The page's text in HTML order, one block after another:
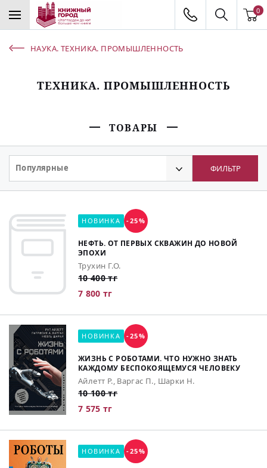
0
НАУКА. ТЕХНИКА. ПРОМЫШЛЕННОСТЬ
ТЕХНИКА. ПРОМЫШЛЕННОСТЬ
ТОВАРЫ
Популярные ФИЛЬТР
НОВИНКА -25%
НЕФТЬ. ОТ ПЕРВЫХ СКВАЖИН ДО НОВОЙ
ЭПОХИ
Трухин Г.О.
10 400 тг
7 800 тг
НОВИНКА -25%
ЖИЗНЬ С РОБОТАМИ. ЧТО НУЖНО ЗНАТЬ
КАЖДОМУ БЕСПОКОЯЩЕМУСЯ ЧЕЛОВЕКУ
Айлетт Р., Варгас П., Шарки Н.
10 100 тг
7 575 тг
НОВИНКА -25%